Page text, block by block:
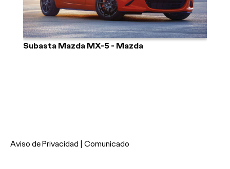
Subasta Mazda MX-5 - Mazda
Aviso de Privacidad | Comunicado